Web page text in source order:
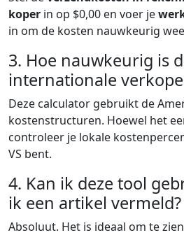
koper in op $0,00 en voer je
in om de kosten nauwkeurig
3. Hoe nauwkeurig is
internationale
Deze calculator gebruikt de
kostenstructuren. Hoewel het
controleer je lokale
VS bent.
4. Kan ik deze tool
ik een artikel vermeld?
Absoluut. Het is ideaal om te